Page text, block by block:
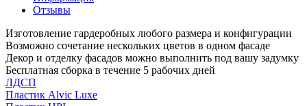
Отзывы
Изготовление гардеробных любого размера и конфигурации
Возможно сочетание нескольких цветов в одном фасаде
Декор и отделку фасадов можно выполнить под вашу задумку
Бесплатная сборка в течение 5 рабочих дней
ЛДСП
Пластик Alvic Luxe